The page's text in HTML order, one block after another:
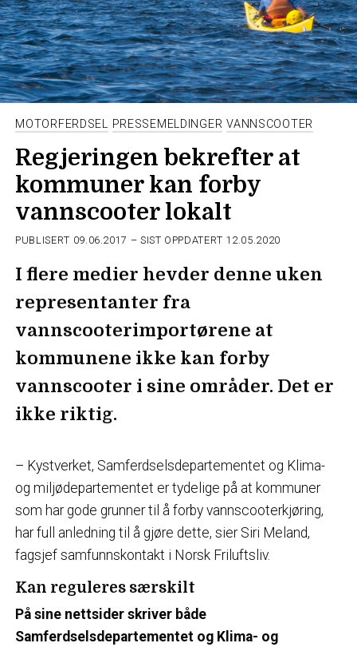
MOTORFERDSEL PRESSEMELDINGER VANNSCOOTER
Regjeringen bekrefter at
kommuner kan forby
vannscooter lokalt
PUBLISERT 09.06.2017 – SIST OPPDATERT 12.05.2020
I flere medier hevder denne uken
representanter fra
vannscooterimportørene at
kommunene ikke kan forby
vannscooter i sine områder. Det er
ikke riktig.
– Kystverket, Samferdselsdepartementet og Klima-
og miljødepartementet er tydelige på at kommuner
som har gode grunner til å forby vannscooterkjøring,
har full anledning til å gjøre dette, sier Siri Meland,
fagsjef samfunnskontakt i Norsk Friluftsliv.
Kan reguleres særskilt
På sine nettsider skriver både
Samferdselsdepartementet og Klima- og